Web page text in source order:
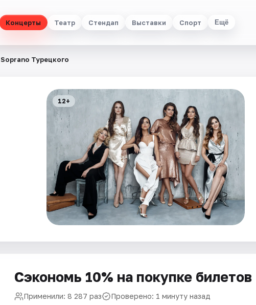
Концерты Театр Стендап Выставки Спорт Ещё
Soprano Турецкого
12+
Сэкономь 10% на покупке билетов
Применили: 8 287 раз Проверено: 1 минуту назад